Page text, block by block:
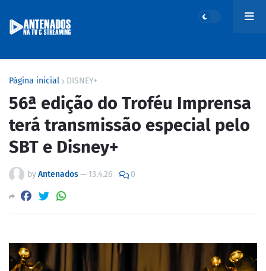
Página inicial DISNEY+
56ª edição do Troféu Imprensa
terá transmissão especial pelo
SBT e Disney+
byAntenados— 13.4.26 0